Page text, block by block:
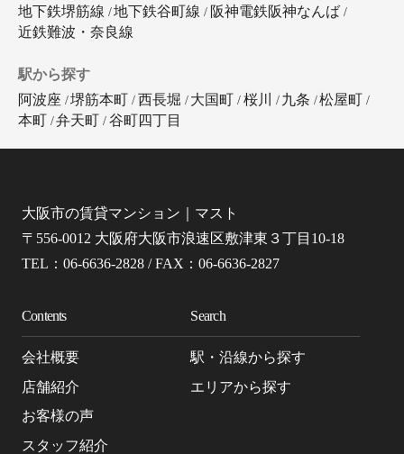
地下鉄堺筋線
地下鉄谷町線 阪神電鉄阪神なんば
近鉄難波・奈良線
駅から探す
阿波座
堺筋本町 西長堀 大国町 桜川 九条
松屋町
本町
弁天町 谷町四丁目
大阪市の賃貸マンション｜マスト
〒556-0012 大阪府大阪市浪速区敷津東３丁目10-18
TEL：06-6636-2828 / FAX：06-6636-2827
Contents
会社概要
店舗紹介
お客様の声
スタッフ紹介
Search
駅・沿線から探す
エリアから探す